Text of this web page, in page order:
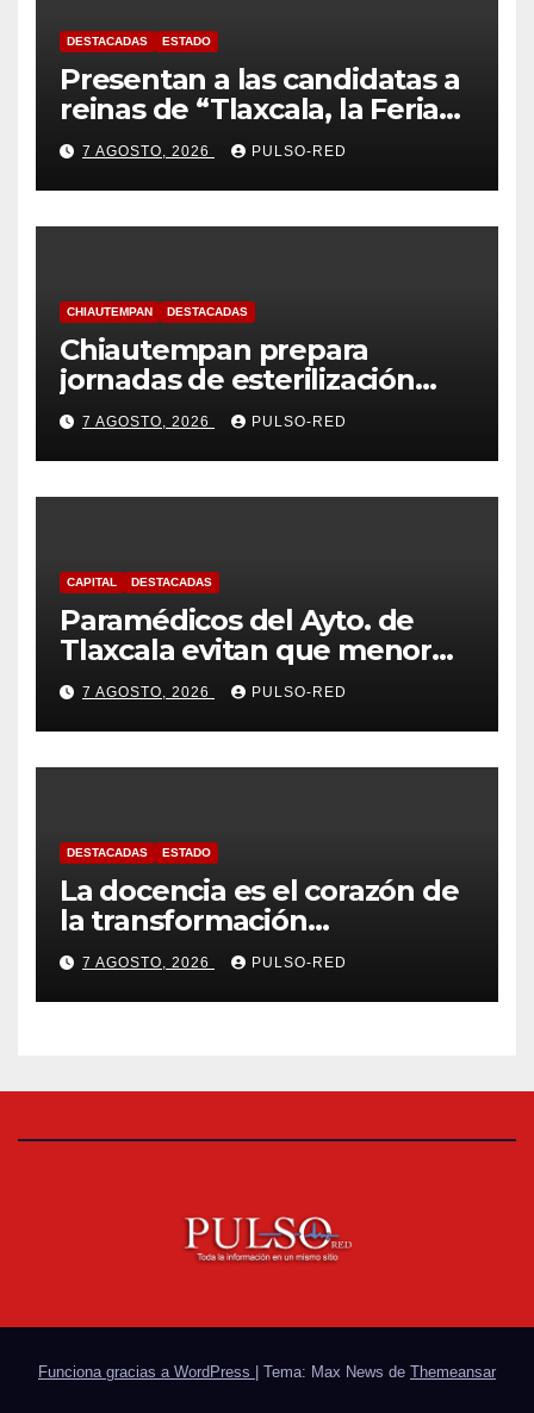
DESTACADAS ESTADO
Presentan a las candidatas a
reinas de “Tlaxcala, la Feria
de Ferias 2026: La Flor
Tlaxcalteca”
7 AGOSTO, 2026 PULSO-RED
CHIAUTEMPAN DESTACADAS
Chiautempan prepara
jornadas de esterilización
para perros y gatos
7 AGOSTO, 2026 PULSO-RED
CAPITAL DESTACADAS
Paramédicos del Ayto. de
Tlaxcala evitan que menor
sufra complicaciones por
hipotermia tras caer en una
cisterna
7 AGOSTO, 2026 PULSO-RED
DESTACADAS ESTADO
La docencia es el corazón de
la transformación
universitaria: Rector de la
UATx
7 AGOSTO, 2026 PULSO-RED
Funciona gracias a WordPress | Tema: Max News de Themeansar